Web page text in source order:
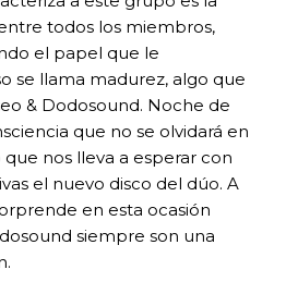
todos los miembros,
el papel que le
se llama madurez, algo que
& Dodosound. Noche de
que no se olvidará en
nos lleva a esperar con
el nuevo disco del dúo. A
en esta ocasión
siempre son una